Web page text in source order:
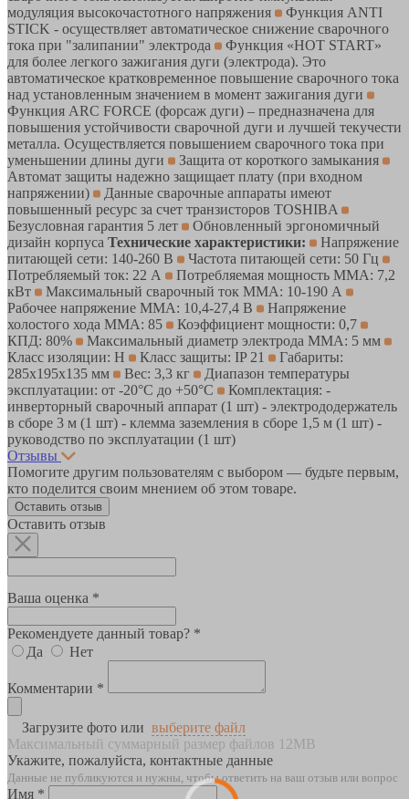
модуляция высокочастотного напряжения
Функция ANTI
STICK - осуществляет автоматическое снижение сварочного
тока при "залипании" электрода
Функция «HOT START»
для более легкого зажигания дуги (электрода). Это
автоматическое кратковременное повышение сварочного тока
над установленным значением в момент зажигания дуги
Функция ARC FORCE (форсаж дуги) – предназначена для
повышения устойчивости сварочной дуги и лучшей текучести
металла. Осуществляется повышением сварочного тока при
уменьшении длины дуги
Защита от короткого замыкания
Автомат защиты надежно защищает плату (при входном
напряжении)
Данные сварочные аппараты имеют
повышенный ресурс за счет транзисторов TOSHIBA
Безусловная гарантия 5 лет
Обновленный эргономичный
дизайн корпуса Технические характеристики:
Напряжение
питающей сети: 140-260 В
Частота питающей сети: 50 Гц
Потребляемый ток: 22 А
Потребляемая мощность ММА: 7,2
кВт
Максимальный сварочный ток MMA: 10-190 А
Рабочее напряжение ММА: 10,4-27,4 В
Напряжение
холостого хода MMA: 85
Коэффициент мощности: 0,7
КПД: 80%
Максимальный диаметр электрода MMA: 5 мм
Класс изоляции: H
Класс защиты: IP 21
Габариты:
285х195х135 мм
Вес: 3,3 кг
Диапазон температуры
эксплуатации: от -20°С до +50°С
Комплектация: -
инверторный сварочный аппарат (1 шт) - электрододержатель
в сборе 3 м (1 шт) - клемма заземления в сборе 1,5 м (1 шт) -
руководство по эксплуатации (1 шт)
Отзывы
Помогите другим пользователям с выбором — будьте первым,
кто поделится своим мнением об этом товаре.
Оставить отзыв
Оставить отзыв
Ваша оценка *
Рекомендуете данный товар? *
Да
Нет
Комментарии *
Загрузите фото или выберите файл
Максимальный суммарный размер файлов 12MB
Укажите, пожалуйста, контактные данные
Данные не публикуются и нужны, чтобы ответить на ваш отзыв или вопрос
Имя *